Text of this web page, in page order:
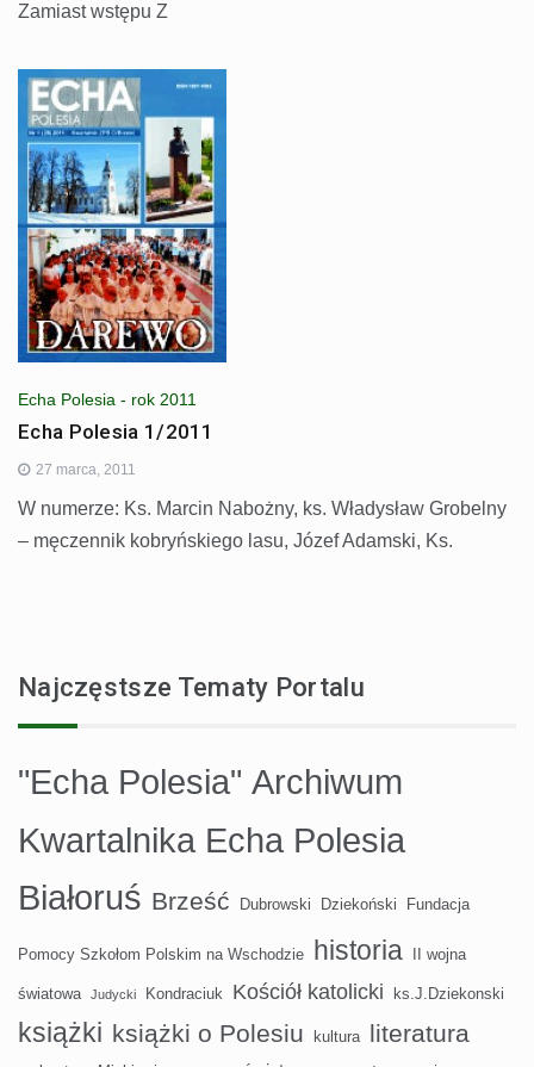
Zamiast wstępu Z
Echa Polesia - rok 2011
Echa Polesia 1/2011
27 marca, 2011
W numerze: Ks. Marcin Nabożny, ks. Władysław Grobelny
– męczennik kobryńskiego lasu, Józef Adamski, Ks.
Najczęstsze Tematy Portalu
"Echa Polesia" Archiwum
Kwartalnika Echa Polesia
Białoruś Brześć Dubrowski Dziekoński Fundacja
Pomocy Szkołom Polskim na Wschodzie historia II wojna
światowa Judycki Kondraciuk Kościół katolicki ks.J.Dziekonski
książki książki o Polesiu kultura literatura